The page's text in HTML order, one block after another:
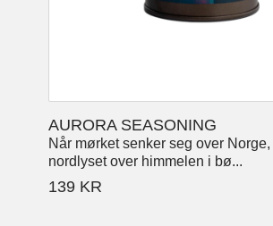
AURORA SEASONING
Når mørket senker seg over
nordlyset over himmelen i bø...
139 KR